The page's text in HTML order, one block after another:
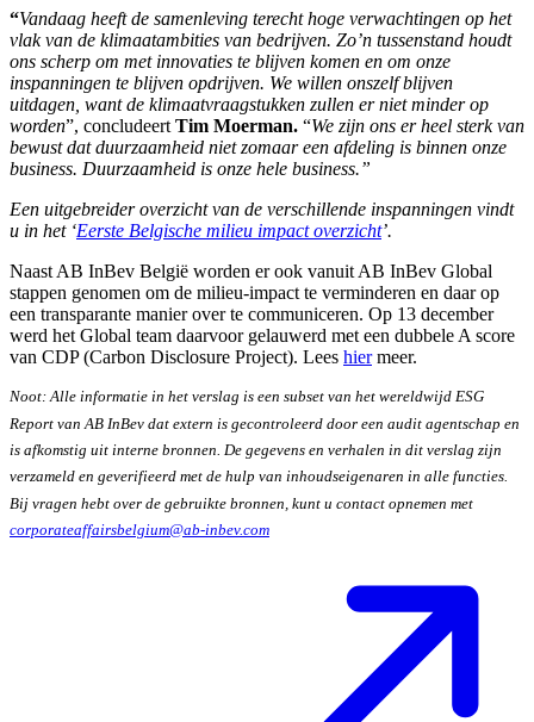
“Vandaag heeft de samenleving terecht hoge verwachtingen op het
vlak van de klimaatambities van bedrijven. Zo’n tussenstand houdt
ons scherp om met innovaties te blijven komen en om onze
inspanningen te blijven opdrijven. We willen onszelf blijven
uitdagen, want de klimaatvraagstukken zullen er niet minder op
worden”, concludeert Tim Moerman. “We zijn ons er heel sterk van
bewust dat duurzaamheid niet zomaar een afdeling is binnen onze
business. Duurzaamheid is onze hele business.”
Een uitgebreider overzicht van de verschillende inspanningen vindt
u in het ‘Eerste Belgische milieu impact overzicht’.
Naast AB InBev België worden er ook vanuit AB InBev Global
stappen genomen om de milieu-impact te verminderen en daar op
een transparante manier over te communiceren. Op 13 december
werd het Global team daarvoor gelauwerd met een dubbele A score
van CDP (Carbon Disclosure Project). Lees hiermeer.
Noot: Alle informatie in het verslag is een subset van het wereldwijd ESG
Report van AB InBev dat extern is gecontroleerd door een audit agentschap en
is afkomstig uit interne bronnen. De gegevens en verhalen in dit verslag zijn
verzameld en geverifieerd met de hulp van inhoudseigenaren in alle functies.
Bij vragen hebt over de gebruikte bronnen, kunt u contact opnemen met
corporateaffairsbelgium@ab-inbev.com